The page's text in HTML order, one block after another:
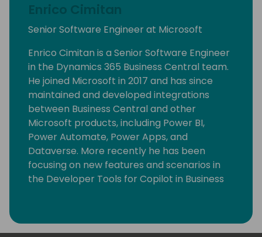
Enrico Cimitan
Senior Software Engineer at Microsoft
Enrico Cimitan is a Senior Software Engineer
in the Dynamics 365 Business Central team.
He joined Microsoft in 2017 and has since
maintained and developed integrations
between Business Central and other
Microsoft products, including Power BI,
Power Automate, Power Apps, and
Dataverse. More recently he has been
focusing on new features and scenarios in
the Developer Tools for Copilot in Business